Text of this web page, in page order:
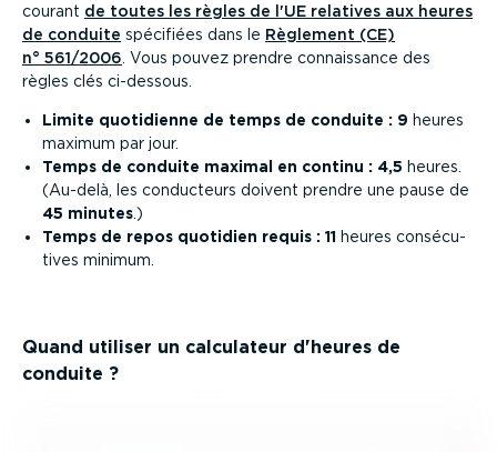
courant de toutes les règles de l'UE relatives aux heures
de conduite spécifiées dans le Règlement (CE)
n° 561/2006 . Vous pouvez prendre connais­sance des
règles clés ci-dessous.
Limite quotidienne de temps de conduite : 9 heures
maximum par jour.
Temps de conduite maximal en continu : 4,5 heures.
(Au-delà, les conducteurs doivent prendre une pause de
45 minutes.)
Temps de repos quotidien requis : 11heures consé­cu­
tives minimum.
Quand utiliser un calculateur d'heures de
conduite ?